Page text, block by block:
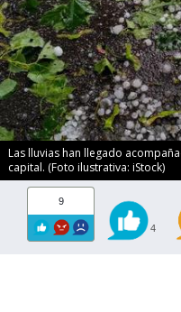
Las lluvias han llegado
capital. (Foto ilustrativa: iStock)
9
4